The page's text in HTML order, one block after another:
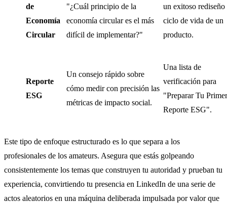
de
Economía
Circular
"¿Cuál principio de la
economía circular es el más
difícil de implementar?"
un exitoso rediseño
ciclo de vida de un
producto.
Reporte
ESG
Un consejo rápido sobre
cómo medir con precisión las
métricas de impacto social.
Una lista de
verificación para
"Preparar Tu Primer
Reporte ESG".
Este tipo de enfoque estructurado es lo que separa a los
profesionales de los amateurs. Asegura que estás golpeando
consistentemente los temas que construyen tu autoridad y prueban tu
experiencia, convirtiendo tu presencia en LinkedIn de una serie de
actos aleatorios en una máquina deliberada impulsada por valor que